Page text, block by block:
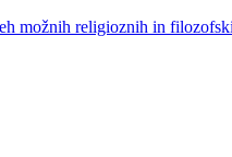
možnih religioznih in